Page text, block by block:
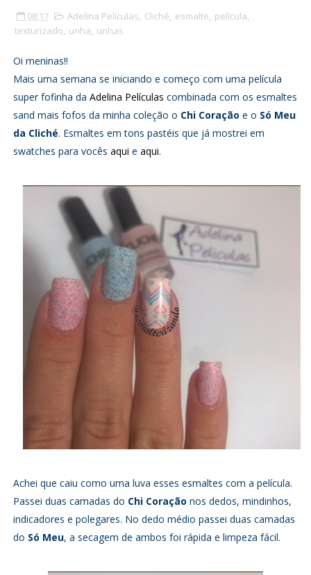
08:17 Adelina Películas, Cliché, esmalte, película,
texturizado, unha, unhas
Oi meninas!!
Mais uma semana se iniciando e começo com uma película
super fofinha da Adelina Películas combinada com os esmaltes
sand mais fofos da minha coleção o Chi Coração e o Só Meu
da Cliché. Esmaltes em tons pastéis que já mostrei em
swatches para vocês aqui e aqui.
Achei que caiu como uma luva esses esmaltes com a película.
Passei duas camadas do Chi Coração nos dedos, mindinhos,
indicadores e polegares. No dedo médio passei duas camadas
do Só Meu, a secagem de ambos foi rápida e limpeza fácil.